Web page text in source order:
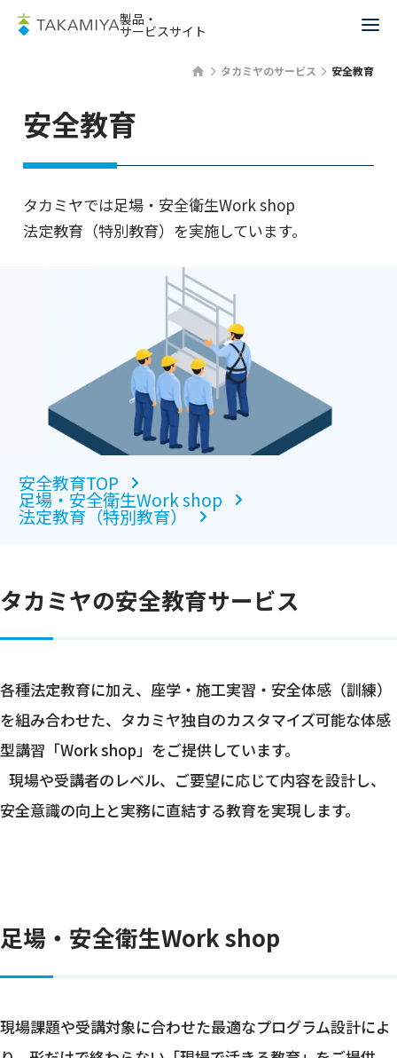
製品・
サービスサイト
タカミヤのサービス 安全教育
安全教育
タカミヤでは足場・安全衛生Work shop
法定教育（特別教育）を実施しています。
安全教育TOP
足場・安全衛生Work shop
法定教育（特別教育）
タカミヤの安全教育サービス
各種法定教育に加え、座学・施工実習・安全体感（訓練）
を組み合わせた、タカミヤ独自のカスタマイズ可能な体感
型講習「Work shop」をご提供しています。
現場や受講者のレベル、ご要望に応じて内容を設計し、
安全意識の向上と実務に直結する教育を実現します。
足場・安全衛生Work shop
現場課題や受講対象に合わせた最適なプログラム設計によ